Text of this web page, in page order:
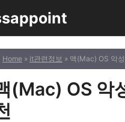
Home » it관련정보 » 맥(Mac) OS 악
(Mac) OS 악